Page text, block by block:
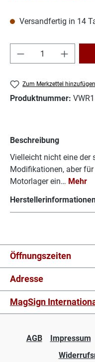
Versandfertig in 14
Produkt Anzahl:
Zum Merkzettel hinzufügen
Produktnummer:
Beschreibung
Vielleicht nicht eine der
Modifikationen, aber
Motorlager ein… Mehr
Öffnungszeiten
Adresse
MagSign
AGB Impressum